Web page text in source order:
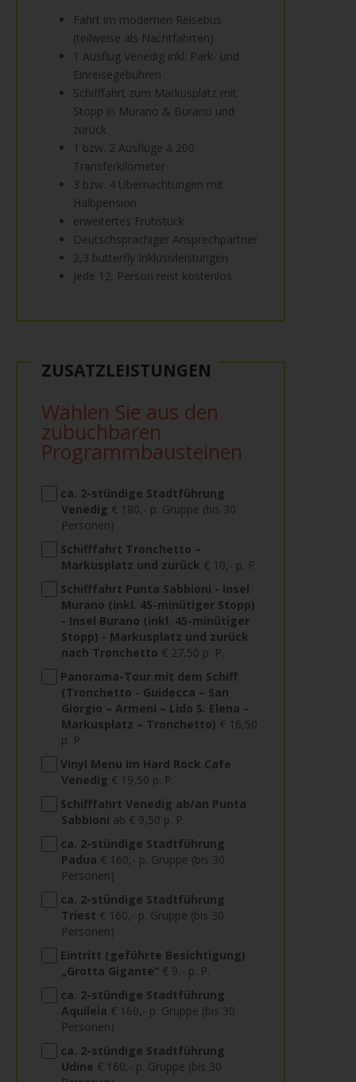
Fahrt im modernen Reisebus
(teilweise als Nachtfahrten)
1 Ausflug Venedig inkl. Park- und
Einreisegebühren
Schifffahrt zum Markusplatz mit
Stopp in Murano & Burano und
zurück
1 bzw. 2 Ausflüge à 200
Transferkilometer
3 bzw. 4 Übernachtungen mit
Halbpension
erweitertes Frühstück
Deutschsprachiger Ansprechpartner
2,3 butterfly Inklusivleistungen
Jede 12. Person reist kostenlos
ZUSATZLEISTUNGEN
Wählen Sie aus den
zubuchbaren
Programmbausteinen
ca. 2-stündige Stadtführung
Venedig € 180,- p. Gruppe (bis 30
Personen)
Schifffahrt Tronchetto –
Markusplatz und zurück € 10,- p. P.
Schifffahrt Punta Sabbioni - Insel
Murano (inkl. 45-minütiger Stopp)
- Insel Burano (inkl. 45-minütiger
Stopp) - Markusplatz und zurück
nach Tronchetto € 27,50 p. P.
Panorama-Tour mit dem Schiff
(Tronchetto - Guidecca – San
Giorgio – Armeni – Lido S. Elena –
Markusplatz – Tronchetto) € 16,50
p. P.
Vinyl Menu im Hard Rock Cafe
Venedig € 19,50 p. P.
Schifffahrt Venedig ab/an Punta
Sabbioni ab € 9,50 p. P.
ca. 2-stündige Stadtführung
Padua € 160,- p. Gruppe (bis 30
Personen)
ca. 2-stündige Stadtführung
Triest € 160,- p. Gruppe (bis 30
Personen)
Eintritt (geführte Besichtigung)
„Grotta Gigante“ € 9,- p. P.
ca. 2-stündige Stadtführung
Aquileia € 160,- p. Gruppe (bis 30
Personen)
ca. 2-stündige Stadtführung
Udine € 160,- p. Gruppe (bis 30